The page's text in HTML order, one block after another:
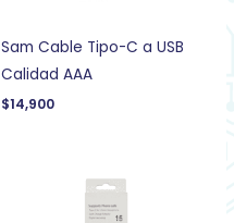
Sam Cable Tipo-C a USB
Calidad AAA
$14,900